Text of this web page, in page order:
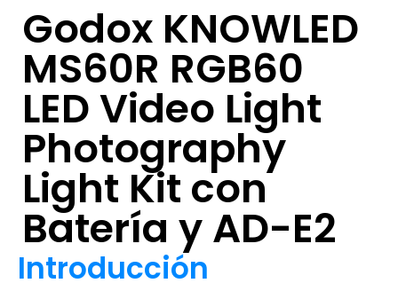
Godox KNOWLED
MS60R RGB60
LED Video Light
Photography
Light Kit con
Batería y AD-E2
Introducción